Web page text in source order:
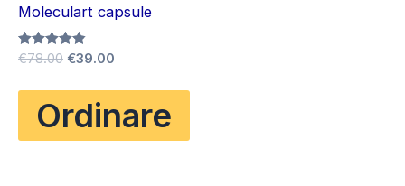
Moleculart capsule
Valutato
€78.00 Il
originale
era:
€78.00.
€39.00
attuale
è:
€39.00.
Ordinare